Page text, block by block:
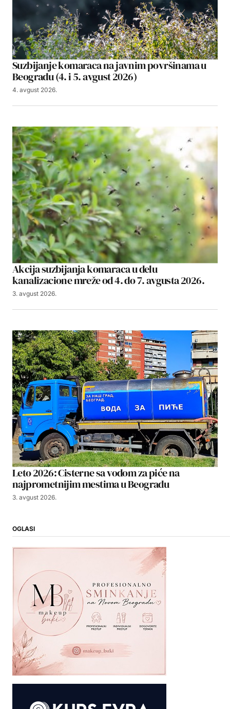
Suzbijanje komaraca na javnim površinama u
Beogradu (4. i 5. avgust 2026)
4. avgust 2026.
Akcija suzbijanja komaraca u delu
kanalizacione mreže od 4. do 7. avgusta 2026.
3. avgust 2026.
Leto 2026: Cisterne sa vodom za piće na
najprometnijim mestima u Beogradu
3. avgust 2026.
OGLASI